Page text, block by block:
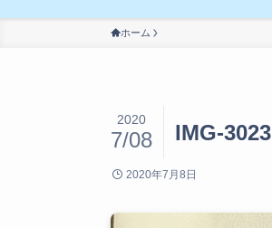
ホーム
IMG-3023
2020
7/08
2020年7月8日